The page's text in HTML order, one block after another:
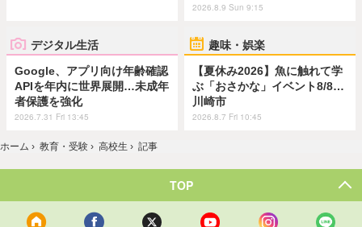
2026.8.9 Sun 9:15
デジタル生活
Google、アプリ向け年齢確認
APIを年内に世界展開…未成年
者保護を強化
2026.7.31 Fri 13:45
趣味・娯楽
【夏休み2026】魚に触れて学
ぶ「おさかな」イベント8/8…
川崎市
2026.8.7 Fri 10:45
ホーム › 教育・受験 › 高校生 › 記事
TOP